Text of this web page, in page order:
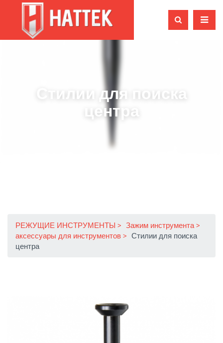
Стилии для поиска
центра
РЕЖУЩИЕ ИНСТРУМЕНТЫ
Зажим инструмента
аксессуары для инструментов
Стилии для поиска
центра